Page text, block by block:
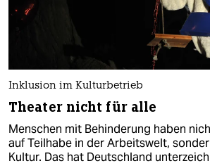
Inklusion im Kulturbetrieb
Theater nicht für alle
Menschen mit Behinderung haben
auf Teilhabe in der Arbeitswelt,
Kultur. Das hat Deutschland